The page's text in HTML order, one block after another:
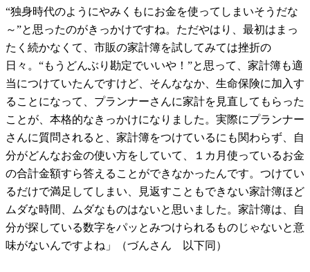
“独身時代のようにやみくもにお金を使ってしまいそうだな
～”と思ったのがきっかけですね。ただやはり、最初はまっ
たく続かなくて、市販の家計簿を試してみては挫折の
日々。“もうどんぶり勘定でいいや！”と思って、家計簿も適
当につけていたんですけど、そんななか、生命保険に加入す
ることになって、プランナーさんに家計を見直してもらった
ことが、本格的なきっかけになりました。実際にプランナー
さんに質問されると、家計簿をつけているにも関わらず、自
分がどんなお金の使い方をしていて、１カ月使っているお金
の合計金額すら答えることができなかったんです。つけてい
るだけで満足してしまい、見返すこともできない家計簿ほど
ムダな時間、ムダなものはないと思いました。家計簿は、自
分が探している数字をパッとみつけられるものじゃないと意
味がないんですよね」（づんさん 以下同）